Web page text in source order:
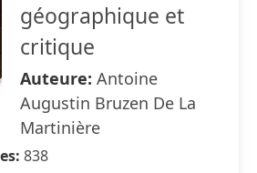
géographique et
critique
Auteure: Antoine
Augustin Bruzen De La
Martinière
838